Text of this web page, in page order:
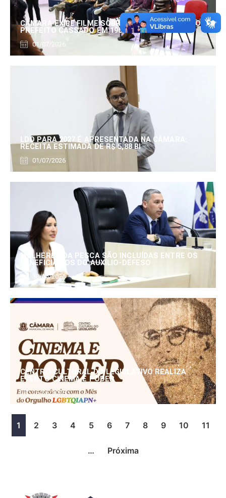
CÂMARA EXIBE FILME SOBRE EDUARDO SERRANO,
PREFEITO CASSADO EM 1960
01/07/2026
LDO PARA 2027 É APRESENTADA NA CÂMARA:
RECEITA ESTIMADA DE R$ 5,88 BI
01/07/2026
MULHERES DA PESCA SÃO INCLUÍDAS ENTRE OS
BENEFICIÁRIOS DO AUXÍLIO-DEFESO
30/06/2026
CENTRO CULTURAL DO LEGISLATIVO REALIZA
EVENTO CINEMA E PODER
25/06/2026
1 2 3 4 5 6 7 8 9 10 11
… Próxima